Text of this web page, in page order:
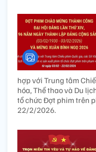
hợp với Trung tâm
hóa, Thể thao và Du
tổ chức Đợt phim trên
22/2/2026.